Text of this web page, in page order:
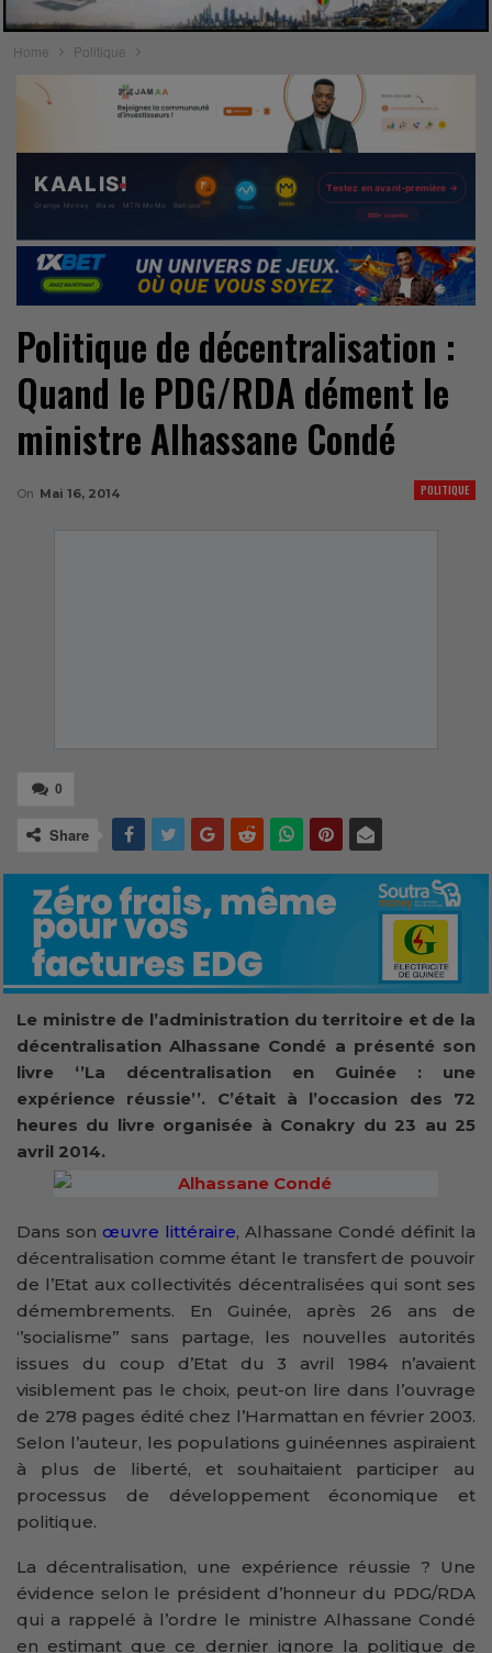
Home Politique
Politique de décentralisation :
Quand le PDG/RDA dément le
ministre Alhassane Condé
POLITIQUE
On Mai 16, 2014
0
Share
Le ministre de l’administration du territoire et de la
décentralisation Alhassane Condé a présenté son
livre ‘’La décentralisation en Guinée : une
expérience réussie’’. C’était à l’occasion des 72
heures du livre organisée à Conakry du 23 au 25
avril 2014.
Dans son œuvre littéraire, Alhassane Condé définit la
décentralisation comme étant le transfert de pouvoir
de l’Etat aux collectivités décentralisées qui sont ses
démembrements. En Guinée, après 26 ans de
‘’socialisme’’ sans partage, les nouvelles autorités
issues du coup d’Etat du 3 avril 1984 n’avaient
visiblement pas le choix, peut-on lire dans l’ouvrage
de 278 pages édité chez l’Harmattan en février 2003.
Selon l’auteur, les populations guinéennes aspiraient
à plus de liberté, et souhaitaient participer au
processus de développement économique et
politique.
La décentralisation, une expérience réussie ? Une
évidence selon le président d’honneur du PDG/RDA
qui a rappelé à l’ordre le ministre Alhassane Condé
en estimant que ce dernier ignore la politique de